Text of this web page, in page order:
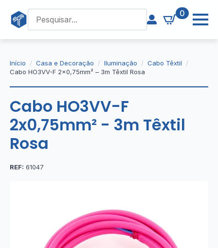
0
Início Casa e Decoração Iluminação
Cabo Têxtil
Cabo HO3VV-F 2×0,75mm² – 3m Têxtil Rosa
Cabo HO3VV-F
2x0,75mm² - 3m Têxtil
Rosa
REF: 61047